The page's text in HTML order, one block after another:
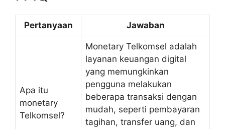
Pertanyaan Jawaban
Apa itu
monetary
Telkomsel?
Monetary Telkomsel adalah
layanan keuangan digital
yang memungkinkan
pengguna melakukan
beberapa transaksi dengan
mudah, seperti pembayaran
tagihan, transfer uang, dan